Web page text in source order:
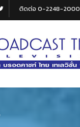
ติดต่อ 0-2248-2000